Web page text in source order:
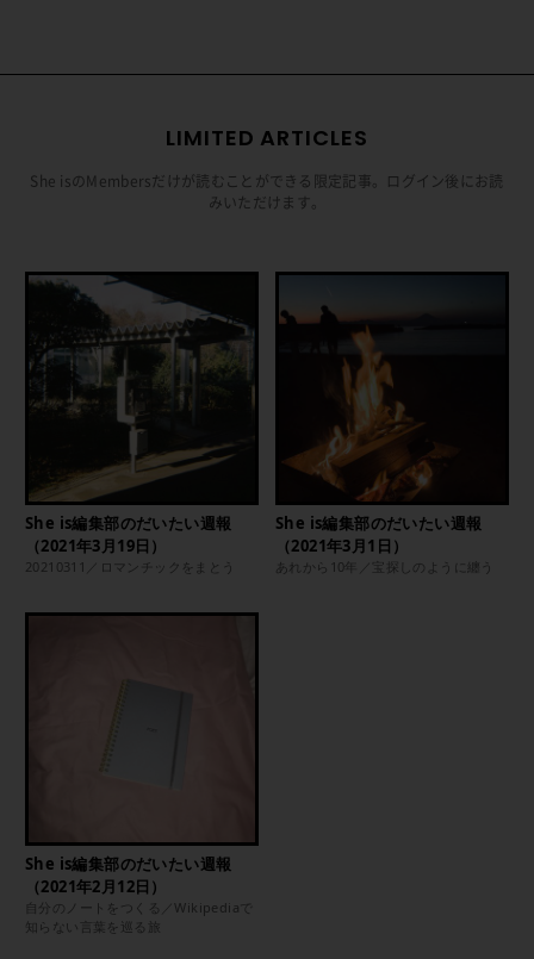
LIMITED ARTICLES
She isのMembersだけが読むことができる限定記事。ログイン後にお読
みいただけます。
She is編集部のだいたい週報
（2021年3月19日）
20210311／ロマンチックをまとう
She is編集部のだいたい週報
（2021年3月1日）
あれから10年／宝探しのように纏う
She is編集部のだいたい週報
（2021年2月12日）
自分のノートをつくる／Wikipediaで
知らない言葉を巡る旅